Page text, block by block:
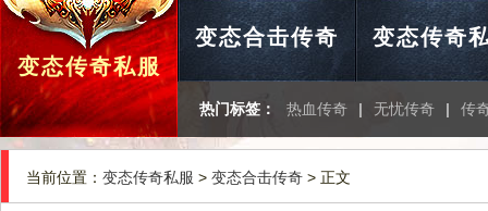
变态传奇私服
变态合击传奇 变态传奇
热门标签： 热血传奇 | 无忧传奇 | 传
当前位置： 变态传奇私服 > 变态合击传奇 > 正文